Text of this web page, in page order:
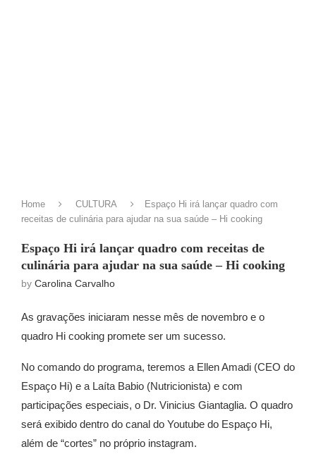
Home CULTURA
Espaço Hi irá lançar quadro com
receitas de culinária para ajudar na sua saúde – Hi cooking
Espaço Hi irá lançar quadro com receitas de
culinária para ajudar na sua saúde – Hi cooking
by Carolina Carvalho
As gravações iniciaram nesse mês de novembro e o
quadro Hi cooking promete ser um sucesso.
No comando do programa, teremos a Ellen Amadi (CEO do
Espaço Hi) e a Laíta Babio (Nutricionista) e com
participações especiais, o Dr. Vinicius Giantaglia. O quadro
será exibido dentro do canal do Youtube do Espaço Hi,
além de “cortes” no próprio instagram.